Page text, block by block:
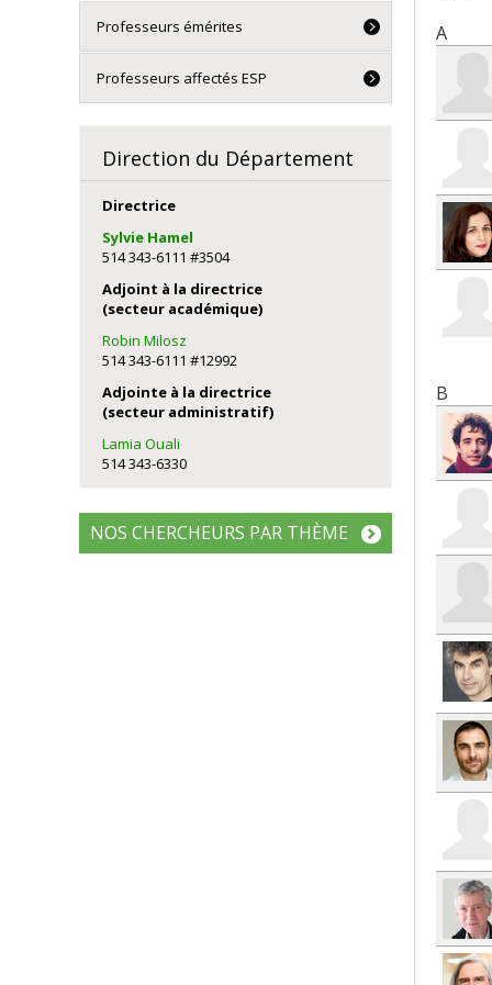
A
B
Professeurs émérites
Professeurs affectés ESP
Direction du Département
Directrice
Sylvie Hamel
514 343-6111 #3504
Adjoint à la directrice
(secteur académique)
Robin Milosz
514 343-6111 #12992
Adjointe à la directrice
(secteur administratif)
Lamia Ouali
514 343-6330
NOS CHERCHEURS PAR THÈME